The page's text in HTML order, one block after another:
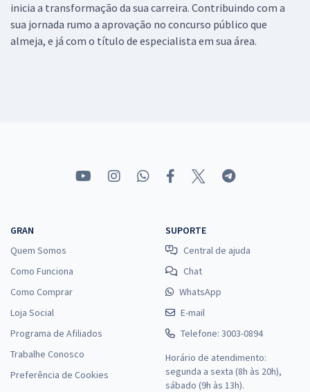
inicia a transformação da sua carreira. Contribuindo com a
sua jornada rumo a aprovação no concurso público que
almeja, e já com o título de especialista em sua área.
GRAN
Quem Somos
Como Funciona
Como Comprar
Loja Social
Programa de Afiliados
Trabalhe Conosco
Preferência de Cookies
SUPORTE
Central de ajuda
Chat
WhatsApp
E-mail
Telefone: 3003-0894
Horário de atendimento:
segunda a sexta (8h às 20h),
sábado (9h às 13h).